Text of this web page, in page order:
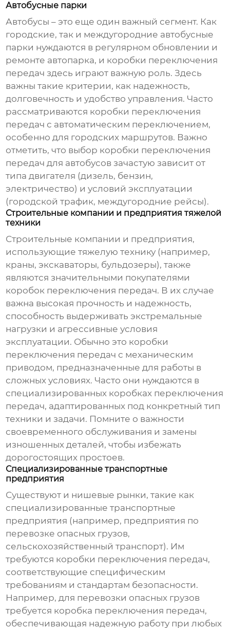
Автобусные парки
Автобусы – это еще один важный сегмент. Как
городские, так и междугородние автобусные
парки нуждаются в регулярном обновлении и
ремонте автопарка, и коробки переключения
передач здесь играют важную роль. Здесь
важны такие критерии, как надежность,
долговечность и удобство управления. Часто
рассматриваются коробки переключения
передач с автоматическим переключением,
особенно для городских маршрутов. Важно
отметить, что выбор коробки переключения
передач для автобусов зачастую зависит от
типа двигателя (дизель, бензин,
электричество) и условий эксплуатации
(городской трафик, междугородние рейсы).
Строительные компании и предприятия тяжелой
техники
Строительные компании и предприятия,
использующие тяжелую технику (например,
краны, экскаваторы, бульдозеры), также
являются значительными покупателями
коробок переключения передач. В их случае
важна высокая прочность и надежность,
способность выдерживать экстремальные
нагрузки и агрессивные условия
эксплуатации. Обычно это коробки
переключения передач с механическим
приводом, предназначенные для работы в
сложных условиях. Часто они нуждаются в
специализированных коробках переключения
передач, адаптированных под конкретный тип
техники и задачи. Помните о важности
своевременного обслуживания и замены
изношенных деталей, чтобы избежать
дорогостоящих простоев.
Специализированные транспортные
предприятия
Существуют и нишевые рынки, такие как
специализированные транспортные
предприятия (например, предприятия по
перевозке опасных грузов,
сельскохозяйственный транспорт). Им
требуются коробки переключения передач,
соответствующие специфическим
требованиям и стандартам безопасности.
Например, для перевозки опасных грузов
требуется коробка переключения передач,
обеспечивающая надежную работу при любых